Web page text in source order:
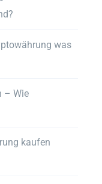
was
– Wie
kaufen